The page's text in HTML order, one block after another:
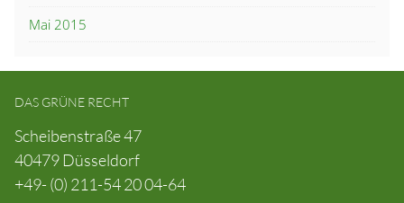
Mai 2015
DAS GRÜNE RECHT
Scheibenstraße 47
40479 Düsseldorf
+49- (0) 211-54 20 04-64